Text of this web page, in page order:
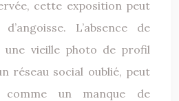
cette exposition peut
L’absence de
une vieille photo de profil
réseau social oublié, peut
un manque de